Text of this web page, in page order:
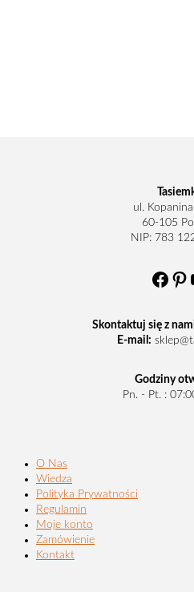
ul.
60-105
NIP: 783
Skontaktuj się z
E-mail:
Godziny
Pn. - Pt. :
O Nas
Wiedza
Polityka Prywatności
Regulamin
Moje konto
Zamówienie
Kontakt